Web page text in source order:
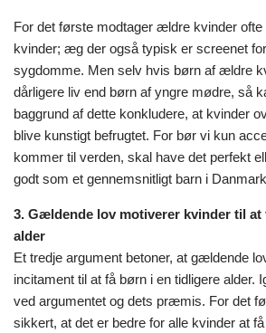
For det første modtager ældre kvinder
kvinder; æg der også typisk er screenet
sygdomme. Men selv hvis børn af ældre
dårligere liv end børn af yngre mødre, så
baggrund af dette konkludere, at kvinder
blive kunstigt befrugtet. For bør vi kun
kommer til verden, skal have det perfekt
godt som et gennemsnitligt barn i
3. Gældende lov motiverer kvinder til
alder
Et tredje argument betoner, at gældende
incitament til at få børn i en tidligere alder.
ved argumentet og dets præmis. For det
sikkert, at det er bedre for alle kvinder at